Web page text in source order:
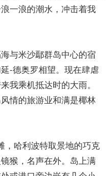
一浪的潮水，冲击着我
与米沙鄢群岛中心的宿
-德奥罗相望。现在肆虐
我乘机抵达时的大雨。
情的旅游业和满是椰林
，哈利波特取景地的巧克
猴，名声在外。岛上满